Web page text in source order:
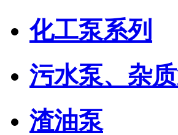
化工泵系列
污水泵、杂
渣油泵